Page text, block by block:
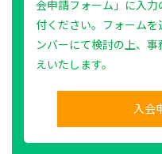
会申請フォーム」に入
付ください。フォーム
ンバーにて検討の上、
えいたします。
入会